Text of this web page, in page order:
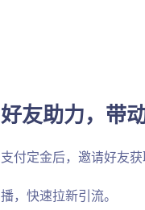
好友助力，带
支付定金后，邀请好友
播，快速拉新引流。